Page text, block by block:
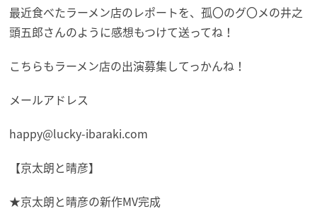
最近食べたラーメン店のレポートを、孤〇のグ〇メの井之
頭五郎さんのように感想もつけて送ってね！
こちらもラーメン店の出演募集してっかんね！
メールアドレス
happy@lucky-ibaraki.com
【京太朗と晴彦】
★京太朗と晴彦の新作MV完成